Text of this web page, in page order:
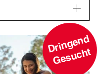
D
ri
n
g
e
n
d
G
e
s
u
c
ht